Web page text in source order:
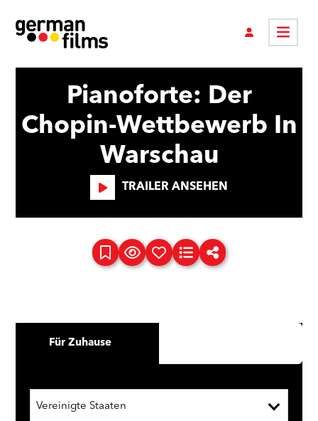
Pianoforte: Der
Chopin-Wettbewerb In
Warschau
TRAILER ANSEHEN
Für Zuhause
Vereinigte Staaten